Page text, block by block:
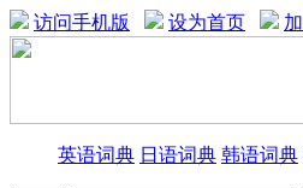
访问手机版 设为首页
英语词典 日语词典 韩语词典